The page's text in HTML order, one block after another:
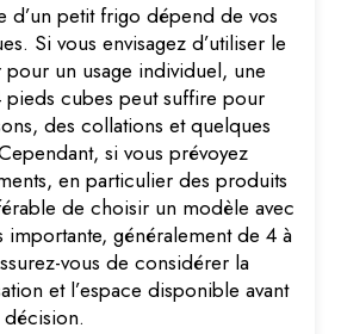
d’un petit frigo dépend de vos
Si vous envisagez d’utiliser le
un usage individuel, une
pieds cubes peut suffire pour
des collations et quelques
si vous prévoyez
en particulier des produits
de choisir un modèle avec
importante, généralement de 4 à
vous de considérer la
et l’espace disponible avant